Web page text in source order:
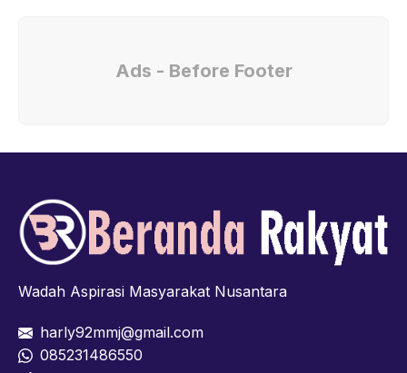
Ads - Before Footer
Wadah Aspirasi Masyarakat Nusantara
harly92mmj@gmail.com
085231486550